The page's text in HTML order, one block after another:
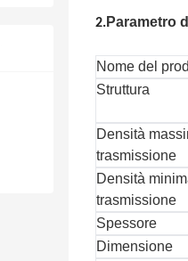
2.Parametro
Nome del
Struttura
Densità
trasmissione
Densità
trasmissione
Spessore
Dimensione